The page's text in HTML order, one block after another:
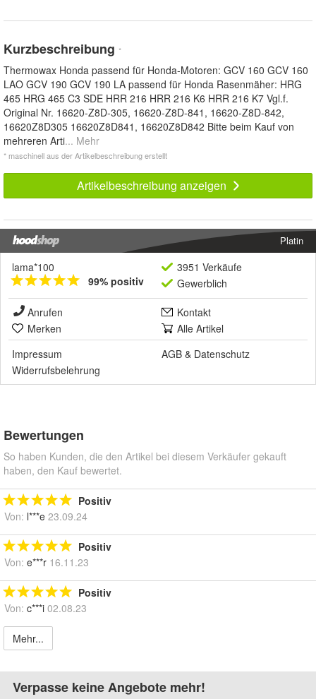
Kurzbeschreibung *
Thermowax Honda passend für Honda-Motoren: GCV 160 GCV 160
LAO GCV 190 GCV 190 LA passend für Honda Rasenmäher: HRG
465 HRG 465 C3 SDE HRR 216 HRR 216 K6 HRR 216 K7 Vgl.f.
Original Nr. 16620-Z8D-305, 16620-Z8D-841, 16620-Z8D-842,
16620Z8D305 16620Z8D841, 16620Z8D842 Bitte beim Kauf von
mehreren Arti... Mehr
* maschinell aus der Artikelbeschreibung erstellt
Artikelbeschreibung anzeigen
Platin
lama*100
99% positiv
3951 Verkäufe
Gewerblich
Anrufen
Kontakt
Merken
Alle Artikel
Impressum
AGB & Datenschutz
Widerrufsbelehrung
Bewertungen
So haben Kunden, die den Artikel bei diesem Verkäufer gekauft
haben, den Kauf bewertet.
Positiv
Von: l***e 23.09.24
Positiv
Von: e***r 16.11.23
Positiv
Von: c***i 02.08.23
Mehr...
Verpasse keine Angebote mehr!